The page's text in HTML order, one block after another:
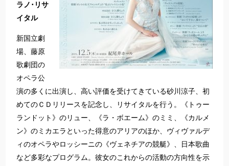
ラノ･リサ
イタル
新国立劇
場、藤原
歌劇団の
オペラ公
演の多くに出演し、高い評価を受けてきている砂川涼子、初
めてのＣＤリリースを記念し、リサイタルを行う。《トゥー
ランドット》のリュー、《ラ・ボエーム》のミミ、《カルメ
ン》のミカエラといった得意のアリアのほか、ヴィヴァルデ
ィのオペラやロッシーニの《ヴェネチアの競艇》、日本歌曲
など多彩なプログラム。彼女のこれからの活動の方向性を示